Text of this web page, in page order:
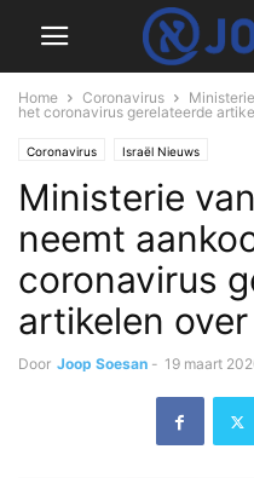
Home Coronavirus
het coronavirus gerelateerde
Coronavirus Israël Nieuws
Ministerie
neemt
coronavirus
artikelen over
Door Joop Soesan - 19 maart